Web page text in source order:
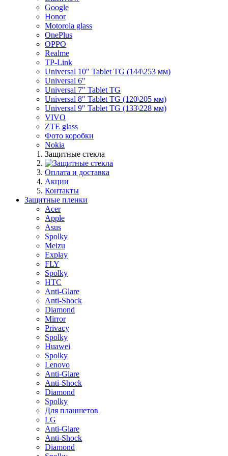
Google
Honor
Motorola glass
OnePlus
OPPO
Realme
TP-Link
Universal 10" Tablet TG (144\253 мм)
Universal 6"
Universal 7" Tablet TG
Universal 8" Tablet TG (120\205 мм)
Universal 9" Tablet TG (133\228 мм)
VIVO
ZTE glass
Фото коробки
Nokia
Защитные стекла
Оплата и доставка
Акции
Контакты
Защитные пленки
Acer
Apple
Asus
Spolky
Meizu
Explay
FLY
Spolky
HTC
Anti-Glare
Anti-Shock
Diamond
Mirror
Privacy
Spolky
Huawei
Spolky
Lenovo
Anti-Glare
Anti-Shock
Diamond
Spolky
Для планшетов
LG
Anti-Glare
Anti-Shock
Diamond